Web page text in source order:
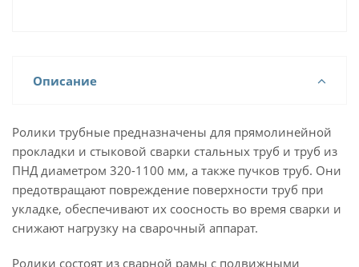
Описание
Ролики трубные предназначены для прямолинейной
прокладки и стыковой сварки стальных труб и труб из
ПНД диаметром 320-1100 мм, а также пучков труб. Они
предотвращают повреждение поверхности труб при
укладке, обеспечивают их соосность во время сварки и
снижают нагрузку на сварочный аппарат.
Ролики состоят из сварной рамы с подвижными